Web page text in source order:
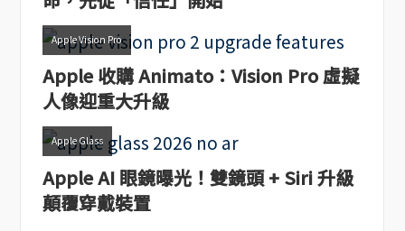
Apple Vision Pro
Apple 收購 Animato：Vision Pro 虛擬
人像迎重大升級
Apple Glass
Apple AI 眼鏡曝光！雙鏡頭 + Siri 升級
顛覆穿戴裝置